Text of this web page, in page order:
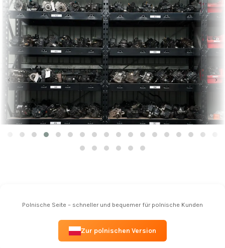
‹ ›
Polnische Seite – schneller und bequemer für polnische Kunden
Zur polnischen Version